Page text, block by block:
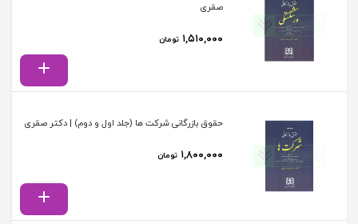
صقری
۱,۵۱۰,۰۰۰ تومان
حقوق بازرگانی شرکت ها (جلد اول و دوم) | دکتر صقری
۱,۸۰۰,۰۰۰ تومان